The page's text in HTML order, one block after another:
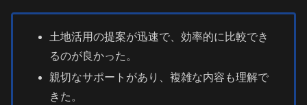
土地活用の提案が迅速で、効率的に比較でき
るのが良かった。
親切なサポートがあり、複雑な内容も理解で
きた。